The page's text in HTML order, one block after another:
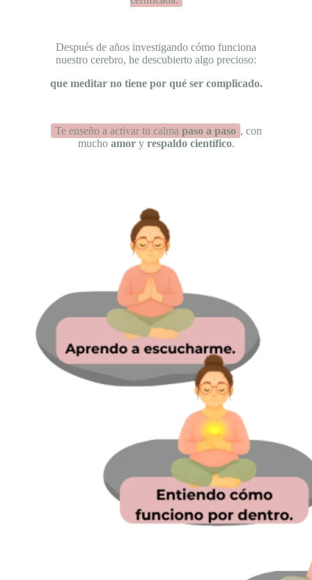
Después de años investigando cómo funciona
nuestro cerebro, he descubierto algo precioso:
que meditar no tiene por qué ser complicado.
Te enseño a activar tu calma paso a paso , con
mucho amory respaldo científico.